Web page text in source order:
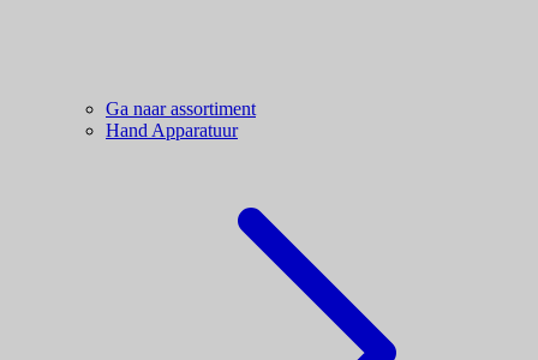
Ga naar assortiment
Hand Apparatuur